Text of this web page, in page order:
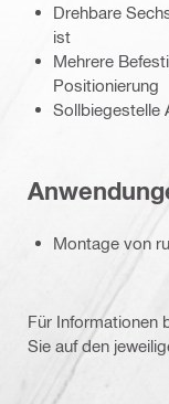
Drehbare
ist
Mehrere
Positionierung
Sollbiegestelle
Montage von
Für Informationen
Sie auf den